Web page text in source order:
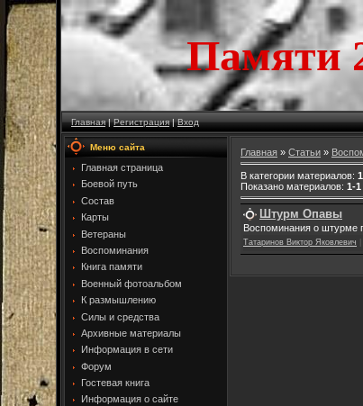
Памяти
Главная|Регистрация|Вход
Меню сайта
Главная страница
Боевой путь
Состав
Карты
Ветераны
Воспоминания
Книга памяти
Военный фотоальбом
К размышлению
Силы и средства
Архивные материалы
Информация в сети
Форум
Гостевая книга
Информация о сайте
Главная » Статьи »
В категории материалов: 1
Показано материалов: 1-1
Штурм Опавы
Воспоминания о штурме
Татаринов Виктор Яковлевич